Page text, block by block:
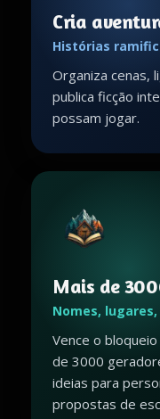
Cria
Histórias
Organiza cenas,
publica ficção
possam jogar.
Mais de
Nomes,
Vence o
de 3000
ideias para
propostas de